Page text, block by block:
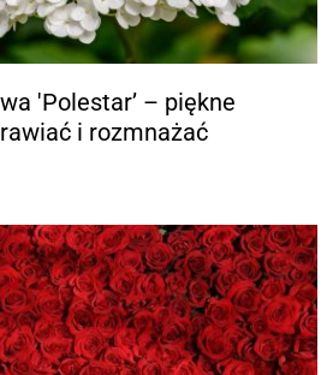
'Polestar’ – piękne
i rozmnażać